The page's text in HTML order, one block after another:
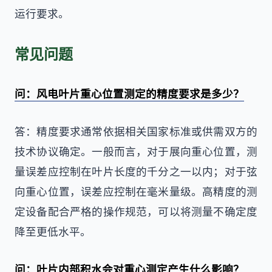
运行要求。
常见问题
问：风电叶片重心位置测定的精度要求是多少？
答：精度要求通常依据相关国家标准或供需双方的
技术协议确定。一般而言，对于展向重心位置，测
量误差应控制在叶片长度的千分之一以内；对于弦
向重心位置，误差应控制在毫米量级。高精度的测
定设备配合严格的操作规范，可以将测量不确定度
降至更低水平。
问：叶片内部积水会对重心测定产生什么影响？